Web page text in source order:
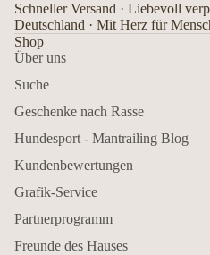
Schneller Versand · Liebevoll
Deutschland · Mit Herz für
Shop
Über uns
Suche
Geschenke nach Rasse
Hundesport - Mantrailing Blog
Kundenbewertungen
Grafik-Service
Partnerprogramm
Freunde des Hauses